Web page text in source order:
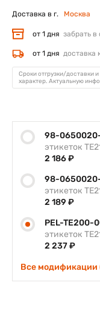
98-
этикеток
2 186 ₽
98-
этикеток
2 189 ₽
PEL-TE200-
этикеток
2 237 ₽
Все модификации
Доставка в г. Москва
от 1 дня забрать в
от 1 дня доставка
Сроки отгрузки/доставки
характер.